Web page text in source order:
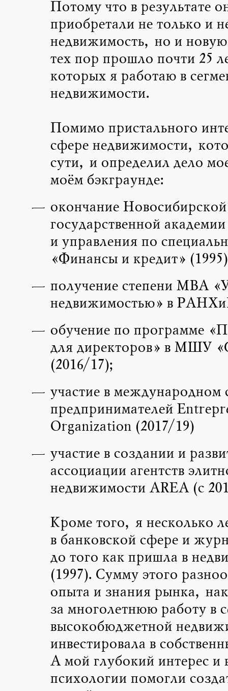
Потому что в результате
приобретали не только и
недвижимость, но и
тех пор прошло почти 25
которых я работаю в
недвижимости.
Помимо пристального
сфере недвижимости,
сути, и определил дело
моём бэкграунде:
окончание Новосибирской
государственной
и управления по
«Финансы и кредит»
получение степени МВА
недвижимостью» в
обучение по программе
для директоров» в МШУ
(2016/17);
участие в международном
предпринимателей
Organization (2017/19)
участие в создании и
ассоциации агентств
недвижимости AREA (с
Кроме того, я несколько
в банковской сфере и
до того как пришла в
(1997). Сумму этого
опыта и знания рынка,
за многолетнюю работу в
высокобюджетной
инвестировала в
А мой глубокий интерес и
психологии помогли